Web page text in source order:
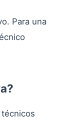
Para una